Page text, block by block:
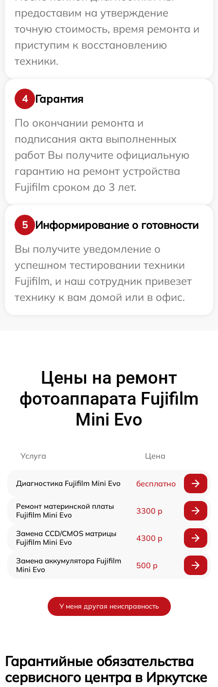
предоставим на утверждение
точную стоимость, время ремонта и
приступим к восстановлению
техники.
4
Гарантия
По окончании ремонта и
подписания акта выполненных
работ Вы получите официальную
гарантию на ремонт устройства
Fujifilm сроком до 3 лет.
5
Информирование о готовности
Вы получите уведомление о
успешном тестировании техники
Fujifilm, и наш сотрудник привезет
технику к вам домой или в офис.
Цены на ремонт
фотоаппарата Fujifilm
Mini Evo
Услуга Цена
Диагностика Fujifilm Mini Evo бесплатно
Ремонт материнской платы
Fujifilm Mini Evo
3300 р
Замена CCD/CMOS матрицы
Fujifilm Mini Evo
4300 р
Замена аккумулятора Fujifilm
Mini Evo
500 р
У меня другая неисправность
Гарантийные обязательства
сервисного центра в Иркутске